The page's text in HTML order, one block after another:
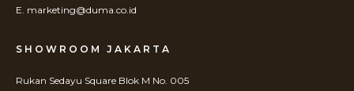
E. marketing@duma.co.id
SHOWROOM JAKARTA
Rukan Sedayu Square Blok M No. 005